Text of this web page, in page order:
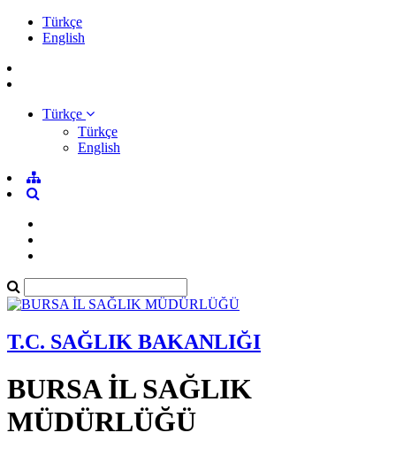
Türkçe
English
Türkçe
Türkçe
English
T.C. SAĞLIK BAKANLIĞI
BURSA İL SAĞLIK
MÜDÜRLÜĞÜ